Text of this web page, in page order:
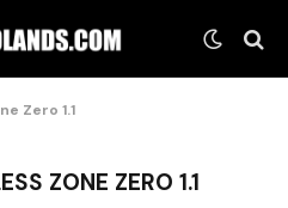
Zero 1.1
ZONE ZERO 1.1